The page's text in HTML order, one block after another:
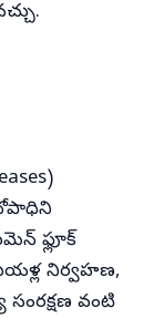
ఫ్లూక్
నిర్వహణ,
వంటి